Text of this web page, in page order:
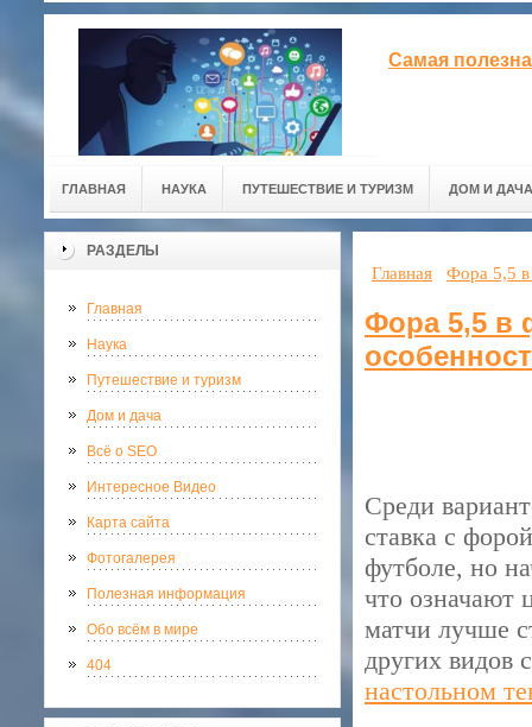
Самая
ГЛАВНАЯ НАУКА ПУТЕШЕСТВИЕ И ТУРИЗМ ДОМ И ДАЧА
РАЗДЕЛЫ
Главная
Наука
Путешествие и туризм
Дом и дача
Всё о SEO
Интересное Видео
Карта сайта
Фотогалерея
Полезная информация
Обо всём в мире
404
Главная Фора 5,5 в
Фора 5,5 в
Среди
ставка с
футболе, но
что означают
матчи лучше
других видов
настольном